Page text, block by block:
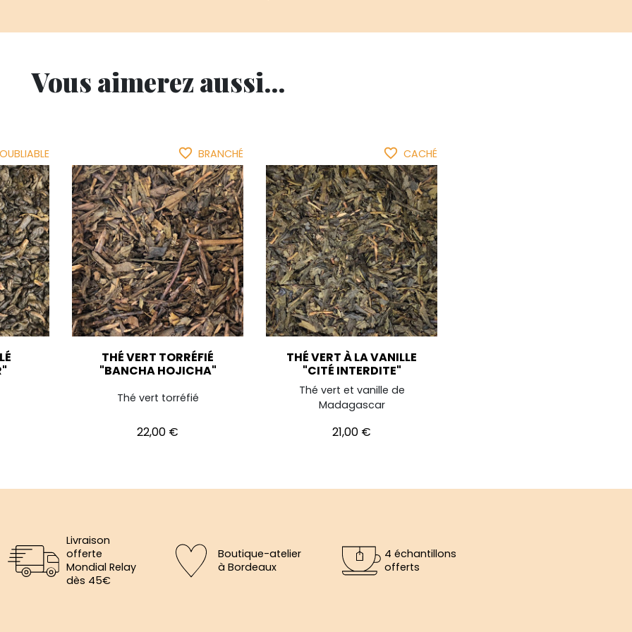
Vous aimerez aussi...
favorite_border BRANCHÉ
THÉ VERT TORRÉFIÉ
"BANCHA HOJICHA"
Thé vert torréfié
Prix
22,00 €
favorite_border CACHÉ
THÉ VERT À LA VANILLE
"CITÉ INTERDITE"
Thé vert et vanille de
Madagascar
Prix
21,00 €
Livraison
offerte
Mondial Relay
dès 45€
Boutique-atelier
à Bordeaux
4 échantillons
offerts